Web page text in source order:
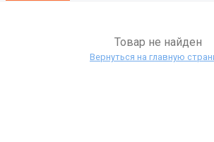
Товар не найден
Вернуться на главную